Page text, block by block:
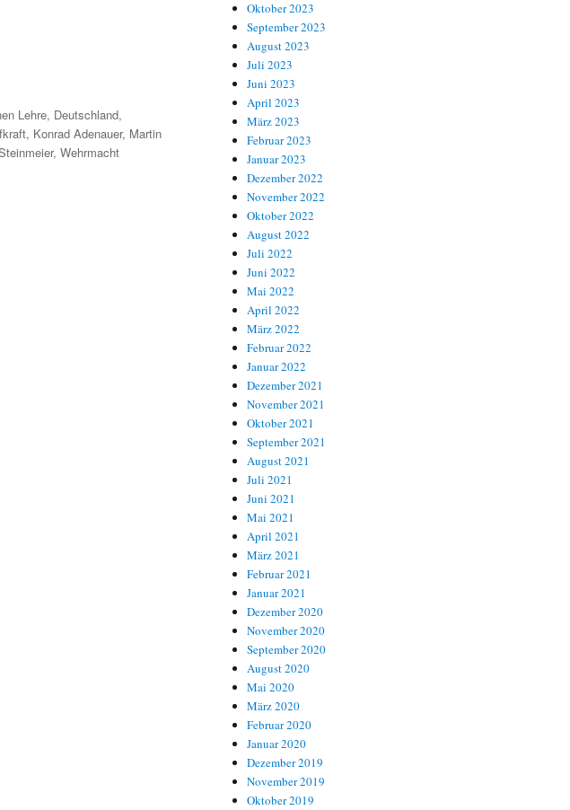
Lehre, Deutschland,
, Konrad Adenauer, Martin
,Wehrmacht
Oktober 2023
September 2023
August 2023
Juli 2023
Juni 2023
April 2023
März 2023
Februar 2023
Januar 2023
Dezember 2022
November 2022
Oktober 2022
August 2022
Juli 2022
Juni 2022
Mai 2022
April 2022
März 2022
Februar 2022
Januar 2022
Dezember 2021
November 2021
Oktober 2021
September 2021
August 2021
Juli 2021
Juni 2021
Mai 2021
April 2021
März 2021
Februar 2021
Januar 2021
Dezember 2020
November 2020
September 2020
August 2020
Mai 2020
März 2020
Februar 2020
Januar 2020
Dezember 2019
November 2019
Oktober 2019